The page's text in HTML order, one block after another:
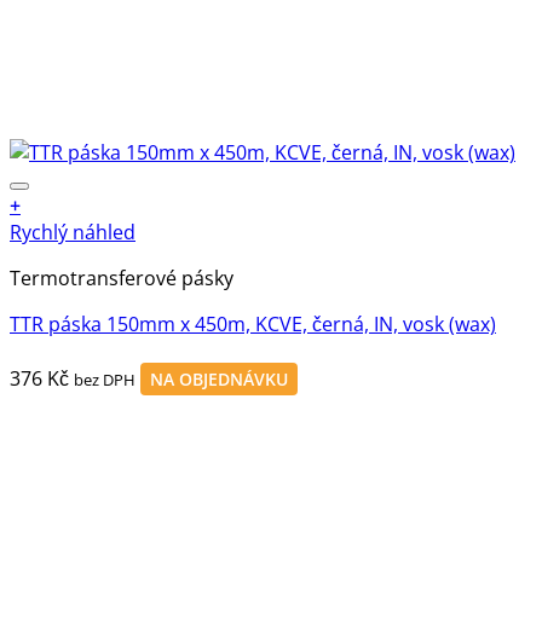
+
Rychlý náhled
Termotransferové pásky
TTR páska 150mm x 450m, KCVE, černá, IN, vosk (wax)
376 Kč bez DPH NA OBJEDNÁVKU